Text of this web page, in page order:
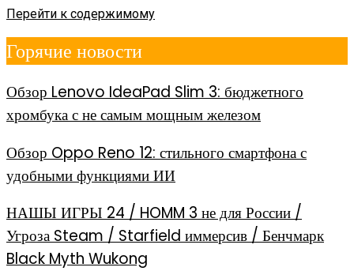
Перейти к содержимому
Горячие новости
Обзор Lenovo IdeaPad Slim 3: бюджетного
хромбука с не самым мощным железом
Обзор Oppo Reno 12: стильного смартфона с
удобными функциями ИИ
НАШЫ ИГРЫ 24 / HOMM 3 не для России /
Угроза Steam / Starfield иммерсив / Бенчмарк
Black Myth Wukong